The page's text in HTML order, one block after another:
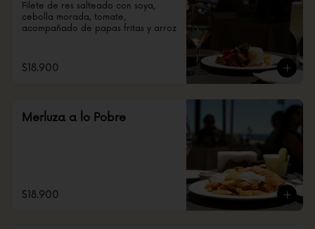
Filete de res salteado con soya,
cebolla morada, tomate,
acompañado de papas fritas y arroz
$18.900
Merluza a lo Pobre
$18.900